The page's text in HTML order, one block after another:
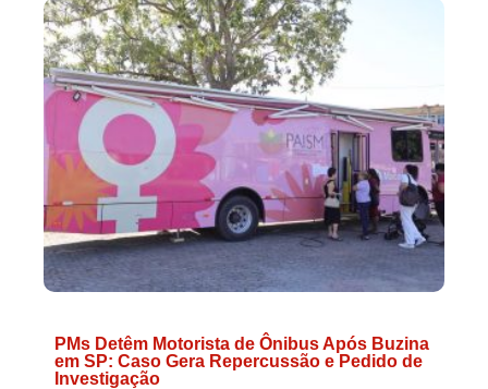
PMs Detêm Motorista de Ônibus Após Buzina
em SP: Caso Gera Repercussão e Pedido de
Investigação